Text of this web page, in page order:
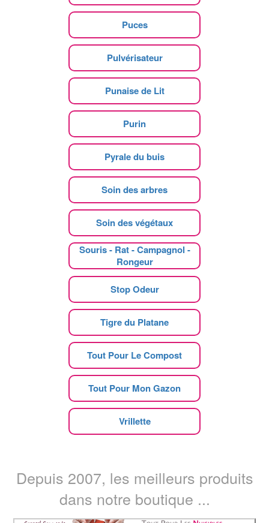
Puces
Pulvérisateur
Punaise de Lit
Purin
Pyrale du buis
Soin des arbres
Soin des végétaux
Souris - Rat - Campagnol -
Rongeur
Stop Odeur
Tigre du Platane
Tout Pour Le Compost
Tout Pour Mon Gazon
Vrillette
Depuis 2007, les meilleurs produits
dans notre boutique ...